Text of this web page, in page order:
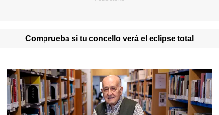
Comprueba si tu concello verá el eclipse total